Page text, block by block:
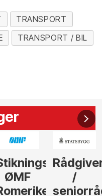
TRANSPORT
TRANSPORT / BIL
/
til